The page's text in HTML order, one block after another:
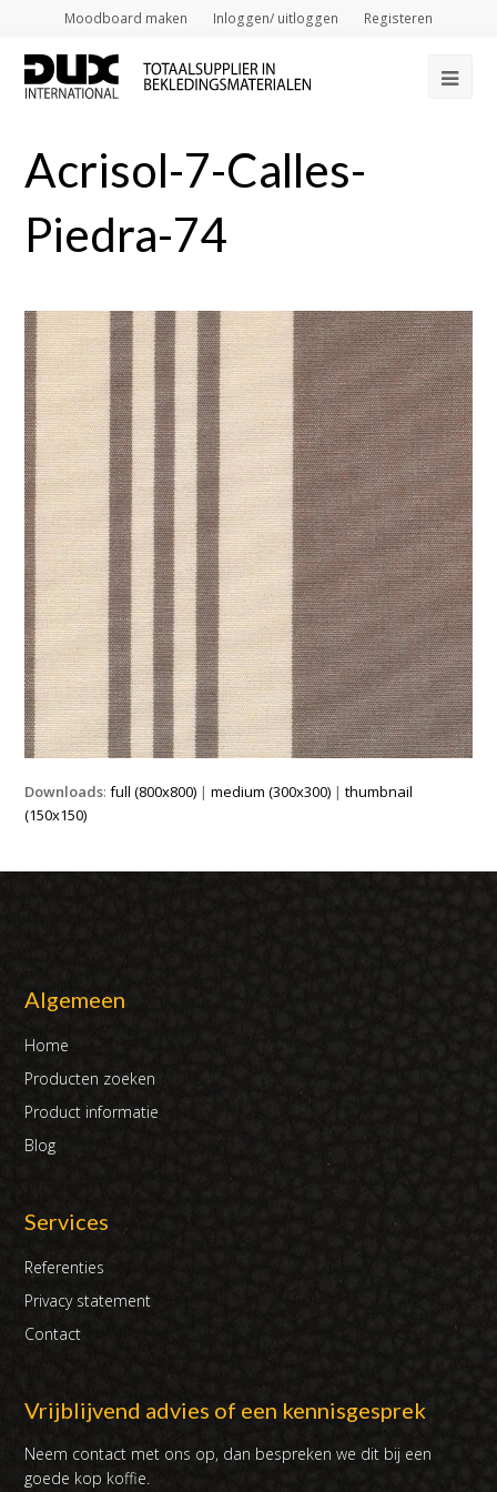
Moodboard maken Inloggen/ uitloggen Registeren
Acrisol-7-Calles-
Piedra-74
Downloads:full (800x800) |medium (300x300) |thumbnail
(150x150)
Algemeen
Home
Producten zoeken
Product informatie
Blog
Services
Referenties
Privacy statement
Contact
Vrijblijvend advies of een kennisgesprek
Neem contact met ons op, dan bespreken we dit bij een
goede kop koffie.